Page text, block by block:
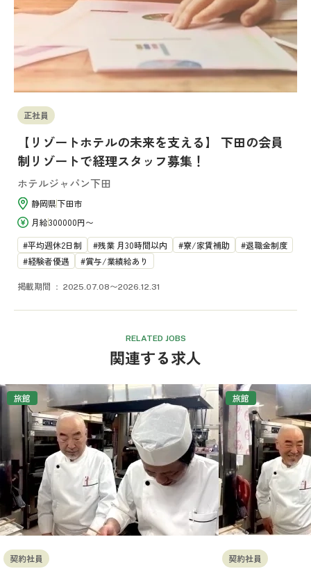
正社員
【リゾートホテルの未来を支える】 下田の会員
制リゾートで経理スタッフ募集！
ホテルジャパン下田
静岡県下田市
月給300000円〜
平均週休2日制
残業 月30時間以内 寮/家賃補助
退職金制度
経験者優遇
賞与/業績給あり
掲載期間 2025.07.08〜2026.12.31
RELATED JOBS
関連する求人
旅館
契約社員
旅館
契約社員